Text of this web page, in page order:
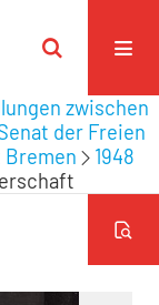
zwischen
der Freien
1948